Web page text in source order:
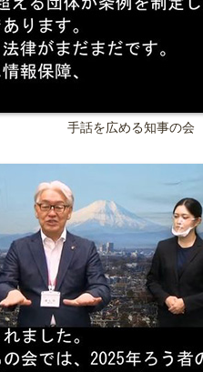
手話を広める知事の